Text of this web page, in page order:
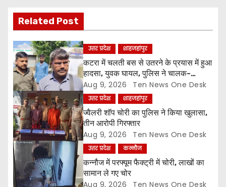
i
g
a
t
i
o
n
Related Post
उत्तर प्रदेश शाहजहांपुर
कटरा में चलती बस से उतरने के प्रयास में हुआ
हादसा, युवक घायल, पुलिस ने चालक-
परिचालक को पूंछताछ के लिए हिरासत में लिया
Aug 9, 2026 Ten News One Desk
उत्तर प्रदेश शाहजहांपुर
ज्वैलरी शॉप चोरी का पुलिस ने किया खुलासा,
तीन आरोपी गिरफ्तार
Aug 9, 2026 Ten News One Desk
उत्तर प्रदेश कन्नौज
कन्नौज में परफ्यूम फैक्ट्री में चोरी, लाखों का
सामान ले गए चोर
Aug 9, 2026 Ten News One Desk